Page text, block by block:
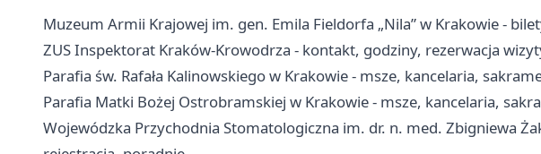
Muzeum Armii Krajowej im. gen. Emila Fieldorfa „Nila” w Krakowie -
ZUS Inspektorat Kraków-Krowodrza - kontakt, godziny, rezerwacja
Parafia św. Rafała Kalinowskiego w Krakowie - msze, kancelaria,
Parafia Matki Bożej Ostrobramskiej w Krakowie - msze, kancelaria,
Wojewódzka Przychodnia Stomatologiczna im. dr. n. med. Zbigniewa